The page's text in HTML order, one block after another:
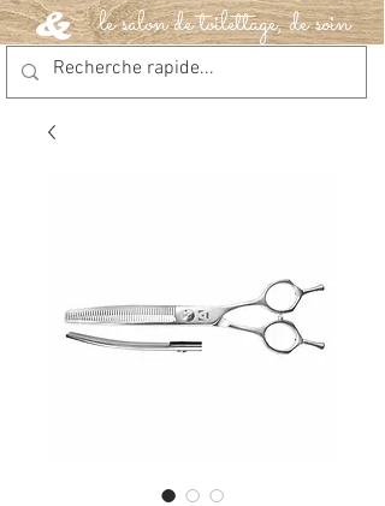
le salon de toilettage, de soin
&